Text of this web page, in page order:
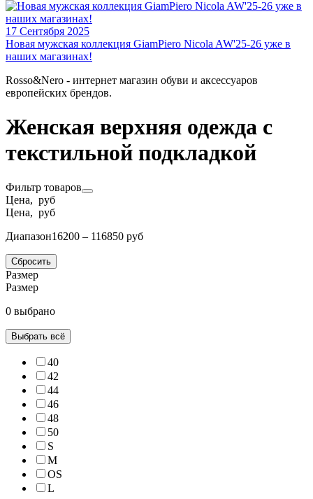
17 Сентября 2025
Новая мужская коллекция GiamPiero Nicola AW'25-26 уже в
наших магазинах!
Rosso&Nero - интернет магазин обуви и аксессуаров
европейских брендов.
Женская верхняя одежда с
текстильной подкладкой
Фильтр товаров
Цена, руб
Цена, руб
Диапазон16200 – 116850 руб
Сбросить
Размер
Размер
0 выбрано
Выбрать всё
40
42
44
46
48
50
S
M
OS
L